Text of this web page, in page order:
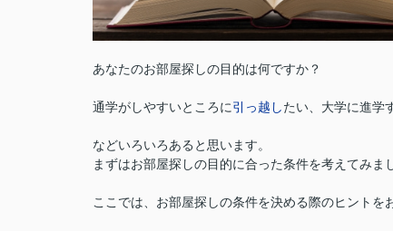
あなたのお部屋探しの目的は何ですか？
通学がしやすいところに引っ越したい、大学に進学
などいろいろあると思います。
まずはお部屋探しの目的に合った条件を考えてみま
ここでは、お部屋探しの条件を決める際のヒントを